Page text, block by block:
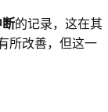
的记录，这在其
所改善，但这一